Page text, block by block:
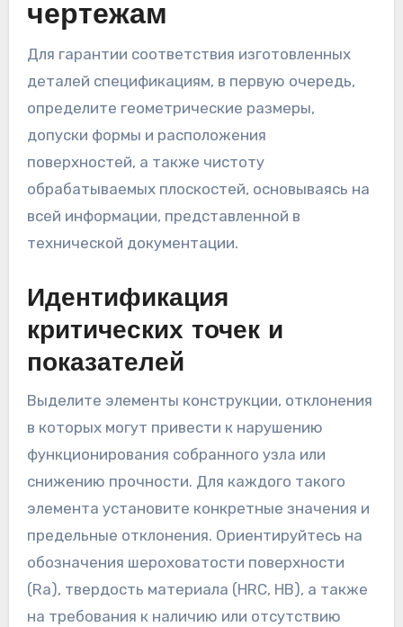
чертежам
Для гарантии соответствия изготовленных
деталей спецификациям, в первую очередь,
определите геометрические размеры,
допуски формы и расположения
поверхностей, а также чистоту
обрабатываемых плоскостей, основываясь на
всей информации, представленной в
технической документации.
Идентификация
критических точек и
показателей
Выделите элементы конструкции, отклонения
в которых могут привести к нарушению
функционирования собранного узла или
снижению прочности. Для каждого такого
элемента установите конкретные значения и
предельные отклонения. Ориентируйтесь на
обозначения шероховатости поверхности
(Ra), твердость материала (HRC, HB), а также
на требования к наличию или отсутствию